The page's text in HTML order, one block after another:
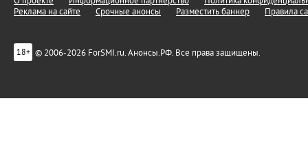
Реклама на сайте
Срочные анонсы Разместить баннер Правила
18+ © 2006-2026 ForSMI.ru. Анонсы.РФ. Все права защищены.